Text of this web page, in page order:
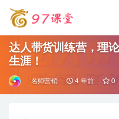
达人带货训练营，理
生涯！
名师营销 4 年前 0